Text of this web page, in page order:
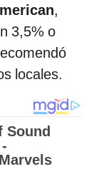
,
3,5% o
locales.